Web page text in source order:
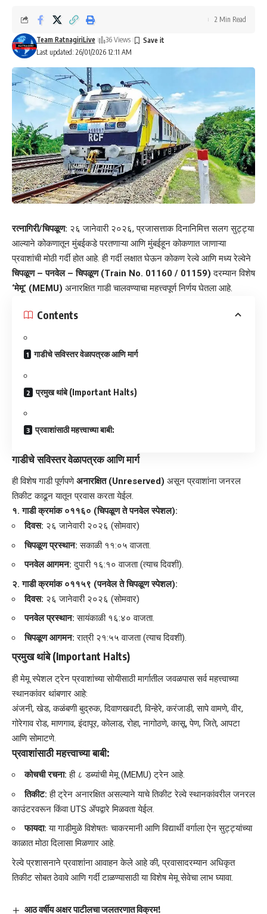
Last updated: 26/01/2026 12:11 AM
Team RatnagiriLive 36 Views
2 Min Read
रत्नागिरी/चिपळूण: २६ जानेवारी २०२६, प्रजासत्ताक दिनानिमित्त सलग सुट्ट्या
आल्याने कोकणातून मुंबईकडे परतणाऱ्या आणि मुंबईहून कोकणात जाणाऱ्या
प्रवाशांची मोठी गर्दी होत आहे. ही गर्दी लक्षात घेऊन कोकण रेल्वे आणि मध्य रेल्वेने
चिपळूण – पनवेल – चिपळूण (Train No. 01160 / 01159) दरम्यान विशेष
‘मेमू’ (MEMU) अनारक्षित गाडी चालवण्याचा महत्त्वपूर्ण निर्णय घेतला आहे.
Contents
​गाडीचे सविस्तर वेळापत्रक आणि मार्ग
​प्रमुख थांबे (Important Halts)
​प्रवाशांसाठी महत्त्वाच्या बाबी:
गाडीचे सविस्तर वेळापत्रक आणि मार्ग
​ही विशेष गाडी पूर्णपणेअनारक्षित (Unreserved) असून प्रवाशांना जनरल
तिकीट काढून यातून प्रवास करता येईल.
१. गाडी क्रमांक ०११६० (चिपळूण ते पनवेल स्पेशल):
दिवस: २६ जानेवारी २०२६ (सोमवार)
चिपळूण प्रस्थान: सकाळी ११:०५ वाजता.
पनवेल आगमन: दुपारी १६:१० वाजता (त्याच दिवशी).
२. गाडी क्रमांक ०११५९ (पनवेल ते चिपळूण स्पेशल):
दिवस: २६ जानेवारी २०२६ (सोमवार)
पनवेल प्रस्थान: सायंकाळी १६:४० वाजता.
चिपळूण आगमन: रात्री २१:५५ वाजता (त्याच दिवशी).
प्रमुख थांबे (Important Halts)
​ही मेमू स्पेशल ट्रेन प्रवाशांच्या सोयीसाठी मार्गातील जवळपास सर्व महत्त्वाच्या
स्थानकांवर थांबणार आहे:
अंजनी, खेड, कळंबणी बुद्रुक, दिवाणखवटी, विन्हेरे, करंजाडी, सापे वामणे, वीर,
गोरेगाव रोड, माणगाव, इंदापूर, कोलाड, रोहा, नागोठणे, कासू, पेण, जिते, आपटा
आणि सोमाटणे.
प्रवाशांसाठी महत्त्वाच्या बाबी:
कोचची रचना: ही ८ डब्यांची मेमू (MEMU) ट्रेन आहे.
तिकीट: ही ट्रेन अनारक्षित असल्याने याचे तिकीट रेल्वे स्थानकांवरील जनरल
काउंटरवरून किंवा UTS ॲपद्वारे मिळवता येईल.
फायदा: या गाडीमुळे विशेषतः चाकरमानी आणि विद्यार्थी वर्गाला ऐन सुट्ट्यांच्या
काळात मोठा दिलासा मिळणार आहे.
रेल्वे प्रशासनाने प्रवाशांना आवाहन केले आहे की, प्रवासादरम्यान अधिकृत
तिकीट सोबत ठेवावे आणि गर्दी टाळण्यासाठी या विशेष मेमू सेवेचा लाभ घ्यावा.
आठ वर्षीय अक्षर पाटीलचा जलतरणात विक्रम!